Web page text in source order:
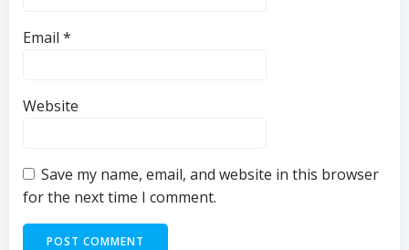
Email *
Website
Save my name, email, and website in this browser
for the next time I comment.